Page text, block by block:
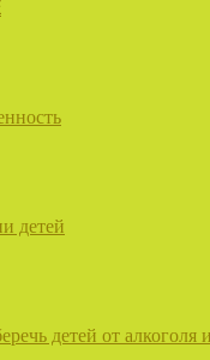
детей
детей от алкоголя